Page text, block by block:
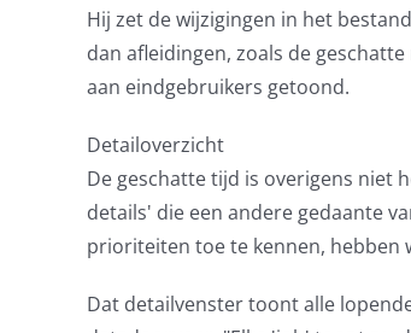
Hij zet de wijzigingen in het
dan afleidingen, zoals de
aan eindgebruikers getoond.
Detailoverzicht
De geschatte tijd is overigens niet
details' die een andere gedaante
prioriteiten toe te kennen, hebben
Dat detailvenster toont alle